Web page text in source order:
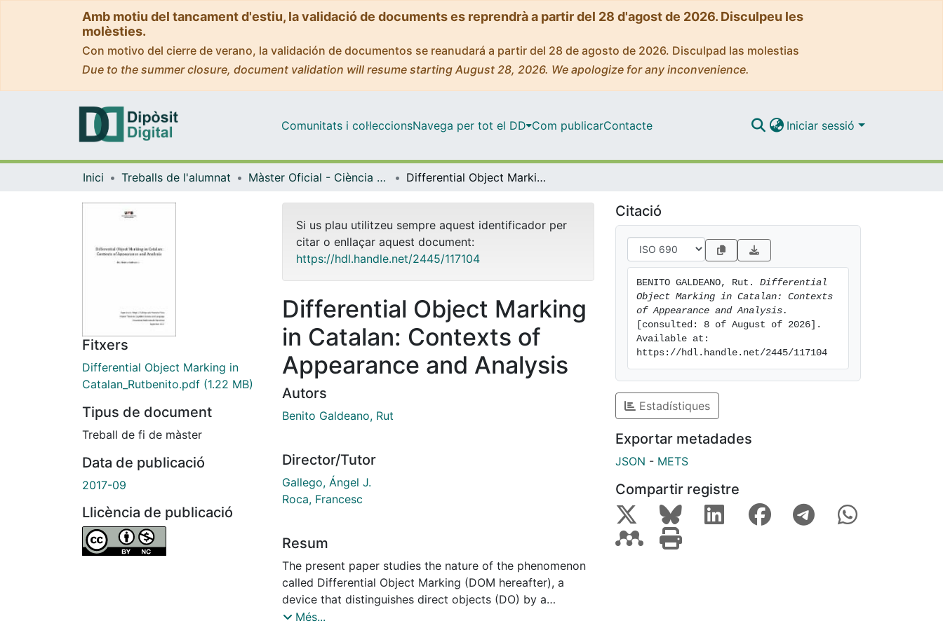
Amb motiu del tancament d'estiu, la validació de documents es reprendrà a partir del 28 d'agost de 2026. Disculpeu les
molèsties.
Con motivo del cierre de verano, la validación de documentos se reanudará a partir del 28 de agosto de 2026. Disculpad las molestias
Due to the summer closure, document validation will resume starting August 28, 2026. We apologize for any inconvenience.
Comunitats i col·leccionsNavega per tot el DD Com publicarContacte Iniciar sessió
Inici Treballs de l'alumnat Màster Oficial - Ciència Cognitiva i Llenguatge (CCiL) Differential Object Marking in Catalan: Contexts of Appearance and Analysis
Fitxers
Differential Object Marking in
Catalan_Rutbenito.pdf (1.22 MB)
Tipus de document
Treball de fi de màster
Data de publicació
2017-09
Llicència de publicació
Si us plau utilitzeu sempre aquest identificador per
citar o enllaçar aquest document:
https://hdl.handle.net/2445/117104
Differential Object Marking
in Catalan: Contexts of
Appearance and Analysis
Autors
Benito Galdeano, Rut
Director/Tutor
Gallego, Ángel J.
Roca, Francesc
Resum
The present paper studies the nature of the phenomenon
called Differential Object Marking (DOM hereafter), a
device that distinguishes direct objects (DO) by a
morphological marker (typically, a preposition). The study
Més...
Citació
BENITO GALDEANO, Rut. Differential
Object Marking in Catalan: Contexts
of Appearance and Analysis.
[consulted: 8 of August of 2026].
Available at:
https://hdl.handle.net/2445/117104
Estadístiques
Exportar metadades
JSON - METS
Compartir registre